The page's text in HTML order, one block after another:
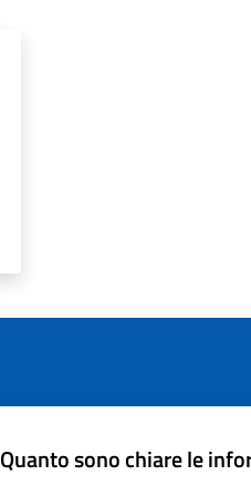
Quanto sono chiare le